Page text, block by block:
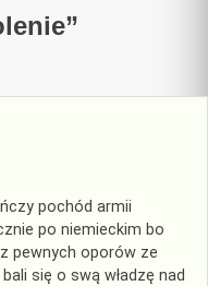
”
pochód armii
po niemieckim bo
pewnych oporów ze
się o swą władzę nad